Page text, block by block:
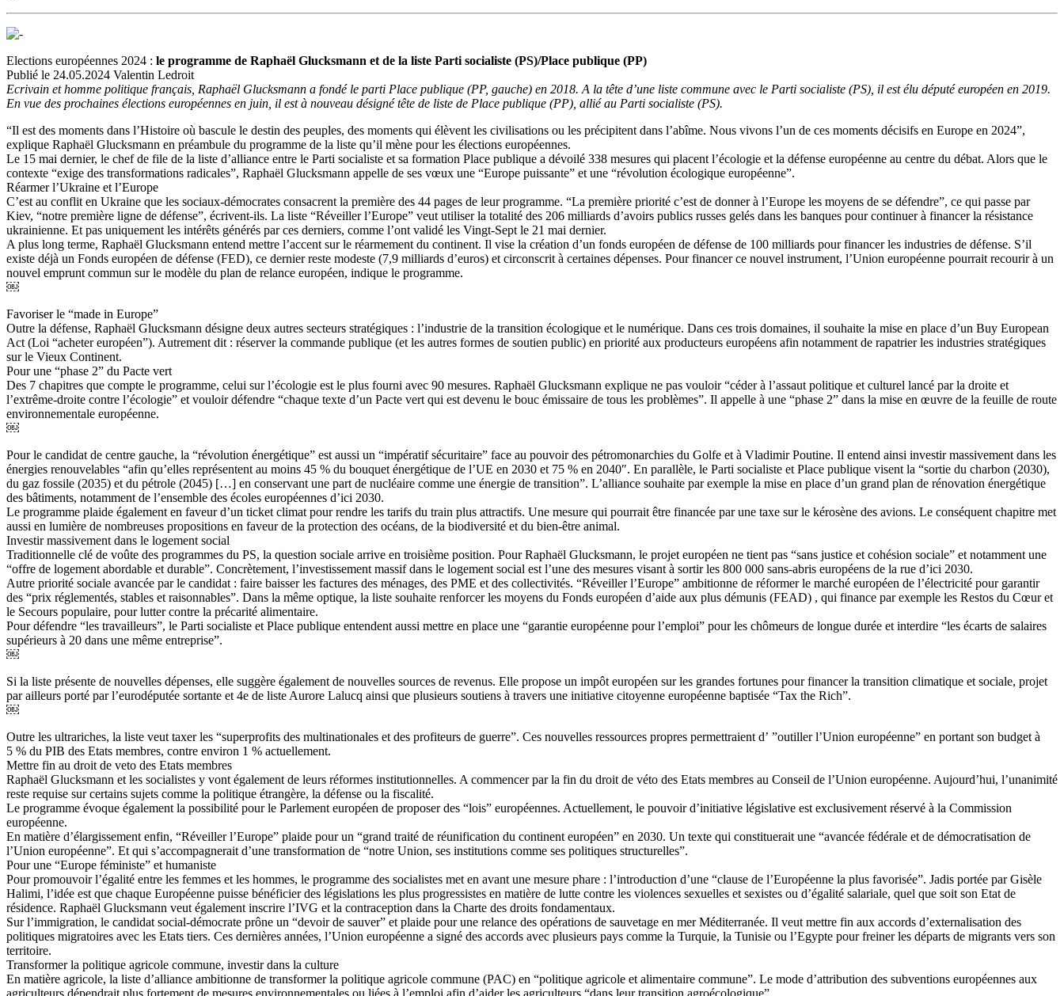
Elections européennes 2024 : le programme de Raphaël Glucksmann et de la liste Parti socialiste (PS)/Place publique (PP)
Publié le 24.05.2024 Valentin Ledroit
Ecrivain et homme politique français, Raphaël Glucksmann a fondé le parti Place publique (PP, gauche) en 2018. A la tête d’une liste commune avec le Parti socialiste (PS), il est élu député européen en 2019.
En vue des prochaines élections européennes en juin, il est à nouveau désigné tête de liste de Place publique (PP), allié au Parti socialiste (PS).
“Il est des moments dans l’Histoire où bascule le destin des peuples, des moments qui élèvent les civilisations ou les précipitent dans l’abîme. Nous vivons l’un de ces moments décisifs en Europe en 2024”,
explique Raphaël Glucksmann en préambule du programme de la liste qu’il mène pour les élections européennes.
Le 15 mai dernier, le chef de file de la liste d’alliance entre le Parti socialiste et sa formation Place publique a dévoilé 338 mesures qui placent l’écologie et la défense européenne au centre du débat. Alors que le
contexte “exige des transformations radicales”, Raphaël Glucksmann appelle de ses vœux une “Europe puissante” et une “révolution écologique européenne”.
Réarmer l’Ukraine et l’Europe
C’est au conflit en Ukraine que les sociaux-démocrates consacrent la première des 44 pages de leur programme. “La première priorité c’est de donner à l’Europe les moyens de se défendre”, ce qui passe par
Kiev, “notre première ligne de défense”, écrivent-ils. La liste “Réveiller l’Europe” veut utiliser la totalité des 206 milliards d’avoirs publics russes gelés dans les banques pour continuer à financer la résistance
ukrainienne. Et pas uniquement les intérêts générés par ces derniers, comme l’ont validé les Vingt-Sept le 21 mai dernier.
A plus long terme, Raphaël Glucksmann entend mettre l’accent sur le réarmement du continent. Il vise la création d’un fonds européen de défense de 100 milliards pour financer les industries de défense. S’il
existe déjà un Fonds européen de défense (FED), ce dernier reste modeste (7,9 milliards d’euros) et circonscrit à certaines dépenses. Pour financer ce nouvel instrument, l’Union européenne pourrait recourir à un
nouvel emprunt commun sur le modèle du plan de relance européen, indique le programme.
￼
Favoriser le “made in Europe”
Outre la défense, Raphaël Glucksmann désigne deux autres secteurs stratégiques : l’industrie de la transition écologique et le numérique. Dans ces trois domaines, il souhaite la mise en place d’un Buy European
Act (Loi “acheter européen”). Autrement dit : réserver la commande publique (et les autres formes de soutien public) en priorité aux producteurs européens afin notamment de rapatrier les industries stratégiques
sur le Vieux Continent.
Pour une “phase 2” du Pacte vert
Des 7 chapitres que compte le programme, celui sur l’écologie est le plus fourni avec 90 mesures. Raphaël Glucksmann explique ne pas vouloir “céder à l’assaut politique et culturel lancé par la droite et
l’extrême-droite contre l’écologie” et vouloir défendre “chaque texte d’un Pacte vert qui est devenu le bouc émissaire de tous les problèmes”. Il appelle à une “phase 2” dans la mise en œuvre de la feuille de route
environnementale européenne.
￼
Pour le candidat de centre gauche, la “révolution énergétique” est aussi un “impératif sécuritaire” face au pouvoir des pétromonarchies du Golfe et à Vladimir Poutine. Il entend ainsi investir massivement dans les
énergies renouvelables “afin qu’elles représentent au moins 45 % du bouquet énergétique de l’UE en 2030 et 75 % en 2040″. En parallèle, le Parti socialiste et Place publique visent la “sortie du charbon (2030),
du gaz fossile (2035) et du pétrole (2045) […] en conservant une part de nucléaire comme une énergie de transition”. L’alliance souhaite par exemple la mise en place d’un grand plan de rénovation énergétique
des bâtiments, notamment de l’ensemble des écoles européennes d’ici 2030.
Le programme plaide également en faveur d’un ticket climat pour rendre les tarifs du train plus attractifs. Une mesure qui pourrait être financée par une taxe sur le kérosène des avions. Le conséquent chapitre met
aussi en lumière de nombreuses propositions en faveur de la protection des océans, de la biodiversité et du bien-être animal.
Investir massivement dans le logement social
Traditionnelle clé de voûte des programmes du PS, la question sociale arrive en troisième position. Pour Raphaël Glucksmann, le projet européen ne tient pas “sans justice et cohésion sociale” et notamment une
“offre de logement abordable et durable”. Concrètement, l’investissement massif dans le logement social est l’une des mesures visant à sortir les 800 000 sans-abris européens de la rue d’ici 2030.
Autre priorité sociale avancée par le candidat : faire baisser les factures des ménages, des PME et des collectivités. “Réveiller l’Europe” ambitionne de réformer le marché européen de l’électricité pour garantir
des “prix réglementés, stables et raisonnables”. Dans la même optique, la liste souhaite renforcer les moyens du Fonds européen d’aide aux plus démunis (FEAD) , qui finance par exemple les Restos du Cœur et
le Secours populaire, pour lutter contre la précarité alimentaire.
Pour défendre “les travailleurs”, le Parti socialiste et Place publique entendent aussi mettre en place une “garantie européenne pour l’emploi” pour les chômeurs de longue durée et interdire “les écarts de salaires
supérieurs à 20 dans une même entreprise”.
￼
Si la liste présente de nouvelles dépenses, elle suggère également de nouvelles sources de revenus. Elle propose un impôt européen sur les grandes fortunes pour financer la transition climatique et sociale, projet
par ailleurs porté par l’eurodéputée sortante et 4e de liste Aurore Lalucq ainsi que plusieurs soutiens à travers une initiative citoyenne européenne baptisée “Tax the Rich”.
￼
Outre les ultrariches, la liste veut taxer les “superprofits des multinationales et des profiteurs de guerre”. Ces nouvelles ressources propres permettraient d’ ”outiller l’Union européenne” en portant son budget à
5 % du PIB des Etats membres, contre environ 1 % actuellement.
Mettre fin au droit de veto des Etats membres
Raphaël Glucksmann et les socialistes y vont également de leurs réformes institutionnelles. A commencer par la fin du droit de véto des Etats membres au Conseil de l’Union européenne. Aujourd’hui, l’unanimité
reste requise sur certains sujets comme la politique étrangère, la défense ou la fiscalité.
Le programme évoque également la possibilité pour le Parlement européen de proposer des “lois” européennes. Actuellement, le pouvoir d’initiative législative est exclusivement réservé à la Commission
européenne.
En matière d’élargissement enfin, “Réveiller l’Europe” plaide pour un “grand traité de réunification du continent européen” en 2030. Un texte qui constituerait une “avancée fédérale et de démocratisation de
l’Union européenne”. Et qui s’accompagnerait d’une transformation de “notre Union, ses institutions comme ses politiques structurelles”.
Pour une “Europe féministe” et humaniste
Pour promouvoir l’égalité entre les femmes et les hommes, le programme des socialistes met en avant une mesure phare : l’introduction d’une “clause de l’Européenne la plus favorisée”. Jadis portée par Gisèle
Halimi, l’idée est que chaque Européenne puisse bénéficier des législations les plus progressistes en matière de lutte contre les violences sexuelles et sexistes ou d’égalité salariale, quel que soit son Etat de
résidence. Raphaël Glucksmann veut également inscrire l’IVG et la contraception dans la Charte des droits fondamentaux.
Sur l’immigration, le candidat social-démocrate prône un “devoir de sauver” et plaide pour une relance des opérations de sauvetage en mer Méditerranée. Il veut mettre fin aux accords d’externalisation des
politiques migratoires avec les Etats tiers. Ces dernières années, l’Union européenne a signé des accords avec plusieurs pays comme la Turquie, la Tunisie ou l’Egypte pour freiner les départs de migrants vers son
territoire.
Transformer la politique agricole commune, investir dans la culture
En matière agricole, la liste d’alliance ambitionne de transformer la politique agricole commune (PAC) en “politique agricole et alimentaire commune”. Le mode d’attribution des subventions européennes aux
agriculteurs dépendrait plus fortement de mesures environnementales ou liées à l’emploi afin d’aider les agriculteurs “dans leur transition agroécologique”.